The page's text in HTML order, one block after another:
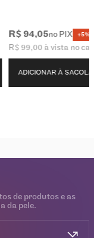
R$94,05no PIX +5%
R$ 99,00 à vista no
ADICIONAR À SACOLA
de produtos e as
da pele.